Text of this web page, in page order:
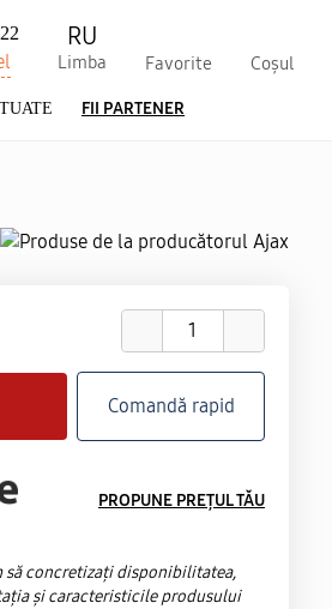
RU
Limba Favorite Coșul
FII PARTENER
Comandă rapid
PROPUNE PREȚUL TĂU
să concretizați disponibilitatea,
și caracteristicile produsului